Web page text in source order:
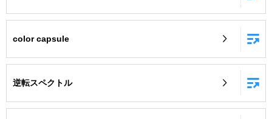
color capsule
逆転スペクトル